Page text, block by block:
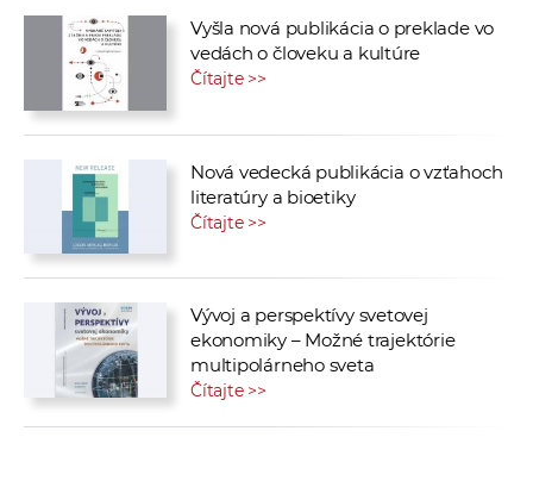
Vyšla nová publikácia o preklade vo
vedách o človeku a kultúre
Čítajte >>
Nová vedecká publikácia o vzťahoch
literatúry a bioetiky
Čítajte >>
Vývoj a perspektívy svetovej
ekonomiky – Možné trajektórie
multipolárneho sveta
Čítajte >>